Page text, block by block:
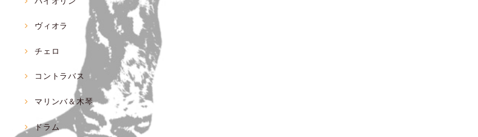
ヴィオラ
チェロ
コントラバス
マリンバ＆木琴
ドラム